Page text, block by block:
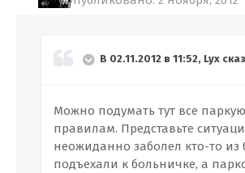
В 02.11.2012 в 11:52, Lyx
Можно подумать тут все
правилам. Представьте
неожиданно заболел кто-то из
подъехали к больничке, а